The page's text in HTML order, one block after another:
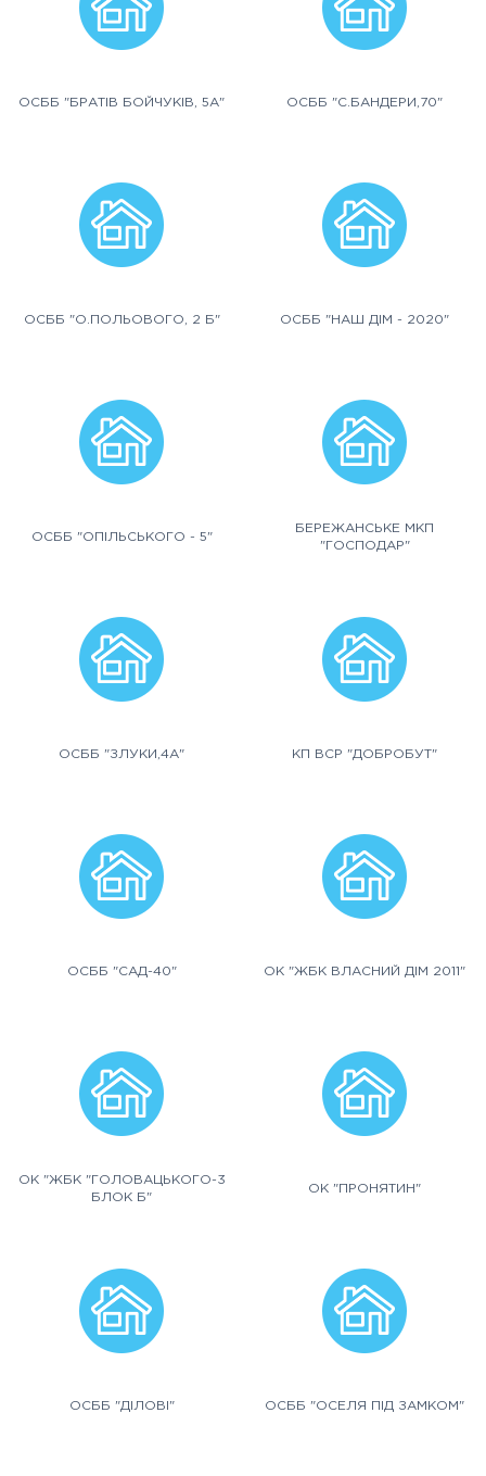
ОСББ "БРАТІВ БОЙЧУКІВ, 5А" ОСББ "С.БАНДЕРИ,70"
ОСББ "О.ПОЛЬОВОГО, 2 Б" ОСББ "НАШ ДІМ - 2020"
ОСББ "ОПІЛЬСЬКОГО - 5"
БЕРЕЖАНСЬКЕ МКП
"ГОСПОДАР"
ОСББ "ЗЛУКИ,4А" КП ВСР "ДОБРОБУТ"
ОСББ "САД-40" ОК "ЖБК ВЛАСНИЙ ДІМ 2011"
ОК "ЖБК "ГОЛОВАЦЬКОГО-3
БЛОК Б"
ОК "ПРОНЯТИН"
ОСББ "ДІЛОВІ" ОСББ "ОСЕЛЯ ПІД ЗАМКОМ"